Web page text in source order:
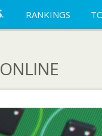
RANKINGS
ONLINE